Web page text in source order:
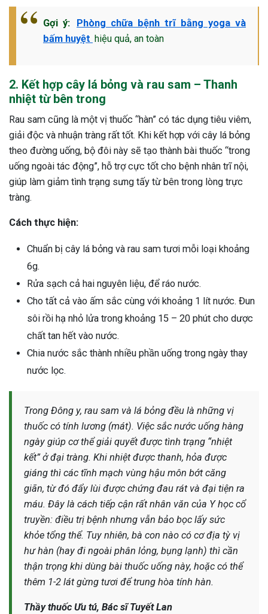
Gợi ý:
Phòng chữa bệnh trĩ bằng yoga và
bấm huyệt hiệu quả, an toàn
2. Kết hợp cây lá bỏng và rau sam – Thanh
nhiệt từ bên trong
Rau sam cũng là một vị thuốc “hàn” có tác dụng tiêu viêm,
giải độc và nhuận tràng rất tốt. Khi kết hợp với cây lá bỏng
theo đường uống, bộ đôi này sẽ tạo thành bài thuốc “trong
uống ngoài tác động”, hỗ trợ cực tốt cho bệnh nhân trĩ nội,
giúp làm giảm tình trạng sưng tấy từ bên trong lòng trực
tràng.
Cách thực hiện:
Chuẩn bị cây lá bỏng và rau sam tươi mỗi loại khoảng
6g.
Rửa sạch cả hai nguyên liệu, để ráo nước.
Cho tất cả vào ấm sắc cùng với khoảng 1 lít nước. Đun
sôi rồi hạ nhỏ lửa trong khoảng 15 – 20 phút cho dược
chất tan hết vào nước.
Chia nước sắc thành nhiều phần uống trong ngày thay
nước lọc.
Trong Đông y, rau sam và lá bỏng đều là những vị
thuốc có tính lương (mát). Việc sắc nước uống hàng
ngày giúp cơ thể giải quyết được tình trạng “nhiệt
kết” ở đại tràng. Khi nhiệt được thanh, hỏa được
giáng thì các tĩnh mạch vùng hậu môn bớt căng
giãn, từ đó đẩy lùi được chứng đau rát và đại tiện ra
máu. Đây là cách tiếp cận rất nhân văn của Y học cổ
truyền: điều trị bệnh nhưng vẫn bảo bọc lấy sức
khỏe tổng thể. Tuy nhiên, bà con nào có cơ địa tỳ vị
hư hàn (hay đi ngoài phân lỏng, bụng lạnh) thì cần
thận trọng khi dùng bài thuốc uống này, hoặc có thể
thêm 1-2 lát gừng tươi để trung hòa tính hàn.
Thầy thuốc Ưu tú, Bác sĩ Tuyết Lan